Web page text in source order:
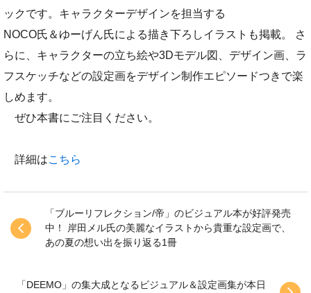
ックです。キャラクターデザインを担当する
NOCO氏＆ゆーげん氏による描き下ろしイラストも掲載。 さ
らに、キャラクターの立ち絵や3Dモデル図、デザイン画、ラ
フスケッチなどの設定画をデザイン制作エピソードつきで楽
しめます。
ぜひ本書にご注目ください。
詳細はこちら
「ブルーリフレクション/帝」のビジュアル本が好評発売
中！ 岸田メル氏の美麗なイラストから貴重な設定画で、
あの夏の想い出を振り返る1冊
「DEEMO」の集大成となるビジュアル＆設定画集が本日